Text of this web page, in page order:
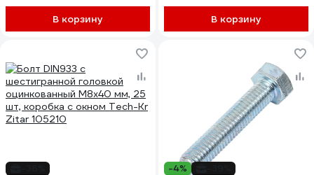
В корзину В корзину
-4%